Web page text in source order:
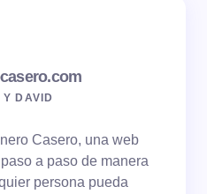
DAVID
Casero, una web
a paso de manera
persona pueda